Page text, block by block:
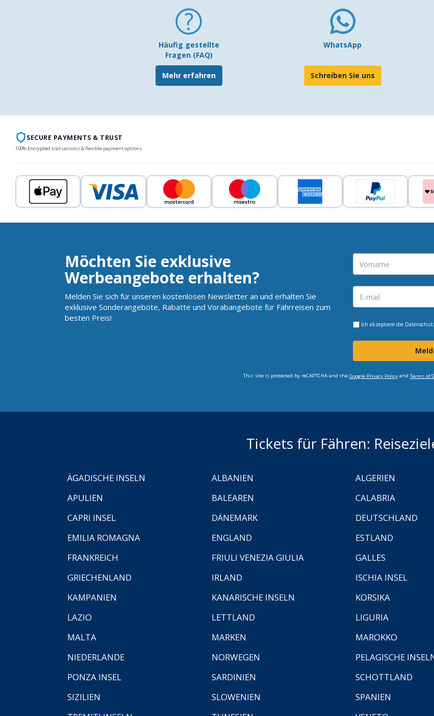
Häufig gestellte
Fragen (FAQ)
Mehr erfahren
WhatsApp
Schreiben Sie uns
SECURE PAYMENTS & TRUST
100% Encrypted transactions & flexible payment options
Möchten Sie exklusive
Werbeangebote erhalten?
Melden Sie sich für unseren kostenlosen Newsletter an und erhalten Sie
exklusive Sonderangebote, Rabatte und Vorabangebote für Fährreisen zum
besten Preis!
Ich akzeptiere die
This site is protected by reCAPTCHA and the Google Privacy Policyand Terms of
Tickets für Fähren:
ÄGADISCHE INSELN ALBANIEN ALGERIEN
APULIEN
BALEAREN CALABRIA
CAPRI INSEL
DÄNEMARK DEUTSCHLAND
EMILIA ROMAGNA
ENGLAND ESTLAND
FRANKREICH
FRIULI VENEZIA GIULIA GALLES
GRIECHENLAND
IRLAND ISCHIA INSEL
KAMPANIEN
KANARISCHE INSELN KORSIKA
LAZIO
LETTLAND LIGURIA
MALTA
MARKEN MAROKKO
NIEDERLANDE
NORWEGEN PELAGISCHE
PONZA INSEL
SARDINIEN SCHOTTLAND
SIZILIEN
SLOWENIEN SPANIEN